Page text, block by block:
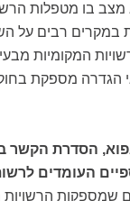
בו מטפלות
רבים על
המקומיות
הגדרה מספקת בחוק
הסדרת הקשר
העומדים
שמספקות הרשויות